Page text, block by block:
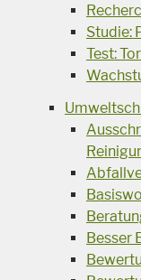
Studie:
Test:
Besser